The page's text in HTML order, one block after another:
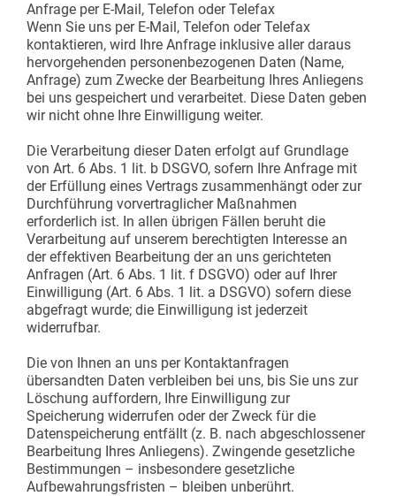
Anfrage per E-Mail, Telefon oder Telefax
Wenn Sie uns per E-Mail, Telefon oder Telefax
kontaktieren, wird Ihre Anfrage inklusive aller daraus
hervorgehenden personenbezogenen Daten (Name,
Anfrage) zum Zwecke der Bearbeitung Ihres Anliegens
bei uns gespeichert und verarbeitet. Diese Daten geben
wir nicht ohne Ihre Einwilligung weiter.
Die Verarbeitung dieser Daten erfolgt auf Grundlage
von Art. 6 Abs. 1 lit. b DSGVO, sofern Ihre Anfrage mit
der Erfüllung eines Vertrags zusammenhängt oder zur
Durchführung vorvertraglicher Maßnahmen
erforderlich ist. In allen übrigen Fällen beruht die
Verarbeitung auf unserem berechtigten Interesse an
der effektiven Bearbeitung der an uns gerichteten
Anfragen (Art. 6 Abs. 1 lit. f DSGVO) oder auf Ihrer
Einwilligung (Art. 6 Abs. 1 lit. a DSGVO) sofern diese
abgefragt wurde; die Einwilligung ist jederzeit
widerrufbar.
Die von Ihnen an uns per Kontaktanfragen
übersandten Daten verbleiben bei uns, bis Sie uns zur
Löschung auffordern, Ihre Einwilligung zur
Speicherung widerrufen oder der Zweck für die
Datenspeicherung entfällt (z. B. nach abgeschlossener
Bearbeitung Ihres Anliegens). Zwingende gesetzliche
Bestimmungen – insbesondere gesetzliche
Aufbewahrungsfristen – bleiben unberührt.